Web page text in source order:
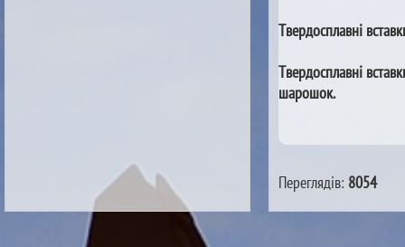
Твердосплавні
Твердосплавні
шарошок.
Переглядів: 8054